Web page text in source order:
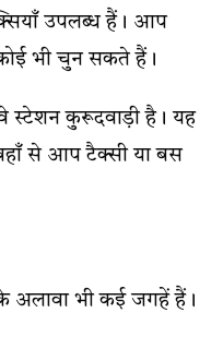
उपलब्ध हैं। आप
भी चुन सकते हैं।
स्टेशन कुरूदवाड़ी है। यह
से आप टैक्सी या बस
के अलावा भी कई जगहें हैं।